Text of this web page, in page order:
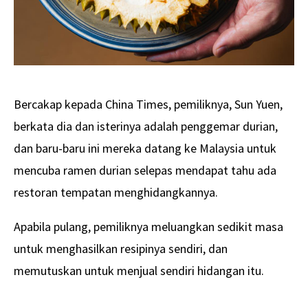
Bercakap kepada China Times, pemiliknya, Sun Yuen,
berkata dia dan isterinya adalah penggemar durian,
dan baru-baru ini mereka datang ke Malaysia untuk
mencuba ramen durian selepas mendapat tahu ada
restoran tempatan menghidangkannya.
Apabila pulang, pemiliknya meluangkan sedikit masa
untuk menghasilkan resipinya sendiri, dan
memutuskan untuk menjual sendiri hidangan itu.